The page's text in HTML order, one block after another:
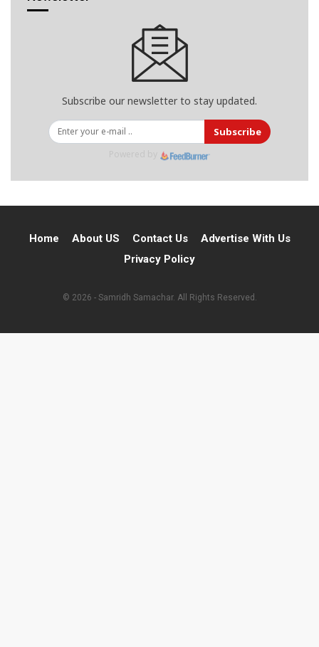
Subscribe our newsletter to stay updated.
Subscribe
Home About US Contact Us
Advertise With Us
Privacy Policy
© 2026 - Samridh Samachar. All Rights Reserved.